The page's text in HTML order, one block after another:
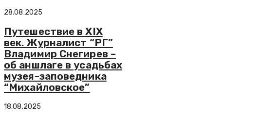
28.08.2025
Путешествие в XIX
век. Журналист “РГ”
Владимир Снегирев –
об аншлаге в усадьбах
музея-заповедника
“Михайловское”
18.08.2025